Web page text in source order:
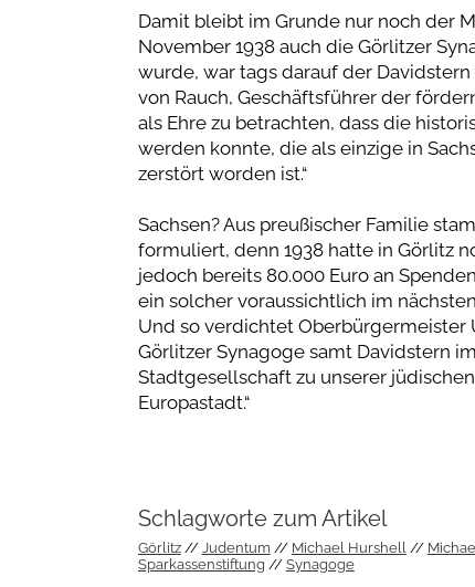
Damit bleibt im Grunde nur noch der
November 1938 auch die Görlitzer
wurde, war tags darauf der
von Rauch, Geschäftsführer der
als Ehre zu betrachten, dass die
werden konnte, die als einzige in
zerstört worden ist.“
Sachsen? Aus preußischer Familie
formuliert, denn 1938 hatte in Görlitz
jedoch bereits 80.000 Euro an
ein solcher voraussichtlich im
Und so verdichtet Oberbürgermeister
Görlitzer Synagoge samt Davidstern
Stadtgesellschaft zu unserer
Europastadt.“
Schlagworte zum Artikel
Görlitz Judentum Michael Hurshell
Sparkassenstiftung
Synagoge